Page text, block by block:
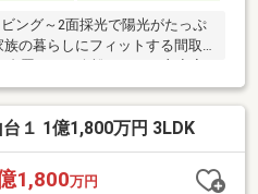
ング～2面採光で陽光がたっぷ
の暮らしにフィットする間取
書斎や子ども部屋にぴったり
ーム 居室としても利用可能
ど多目的に使える広さ。●野
『あんしん設備補修』対象物件♪
１ 1億1,800万円 3LDK
1,800万円